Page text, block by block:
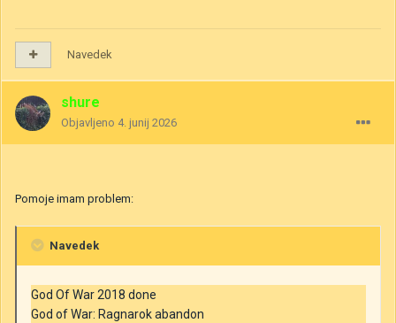
Navedek
shure
Objavljeno 4. junij 2026
Pomoje imam problem:
Navedek
God Of War 2018 done
God of War: Ragnarok abandon